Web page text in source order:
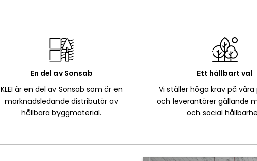
En del av Sonsab
KLEI är en del av Sonsab som är en
marknadsledande distributör av
hållbara byggmaterial.
Ett hållbart val
Vi ställer höga krav på
och leverantörer gällande
och social